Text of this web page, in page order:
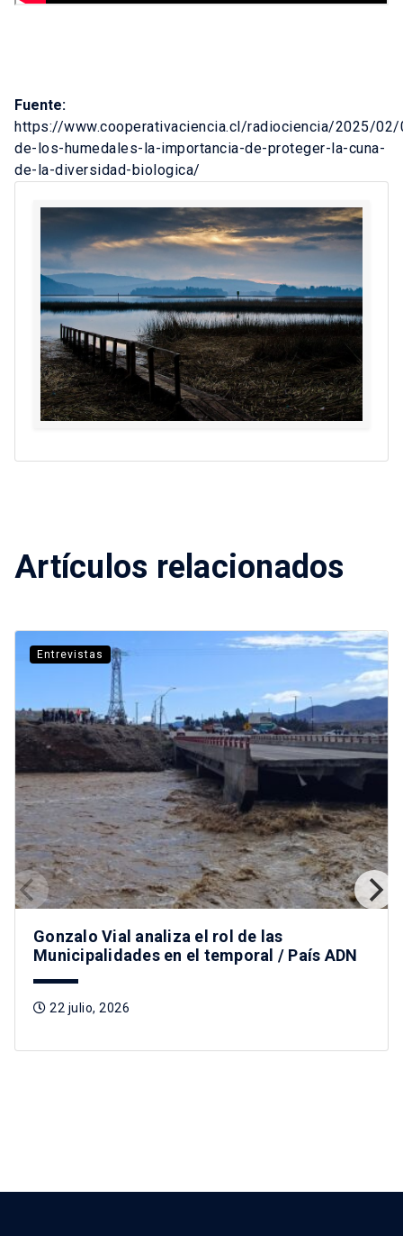
Fuente:
https://www.cooperativaciencia.cl/radiociencia/2025/
de-los-humedales-la-importancia-de-proteger-la-cuna-
de-la-diversidad-biologica/
Artículos relacionados
Entrevistas
Gonzalo Vial analiza el rol de las
Municipalidades en el temporal / País ADN
22 julio, 2026